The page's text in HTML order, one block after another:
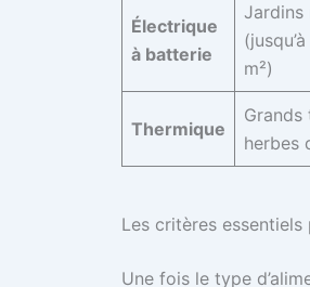
Électrique
à batterie
Jardins
m²)
Thermique
Grands
herbes
Les critères
Une fois le type